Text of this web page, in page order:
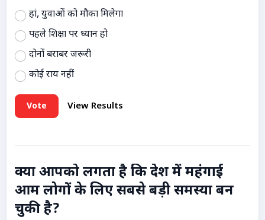
हां, युवाओं को मौका मिलेगा
पहले शिक्षा पर ध्यान हो
दोनों बराबर जरूरी
कोई राय नहीं
Vote View Results
क्या आपको लगता है कि देश में महंगाई
आम लोगों के लिए सबसे बड़ी समस्या बन
चुकी है?